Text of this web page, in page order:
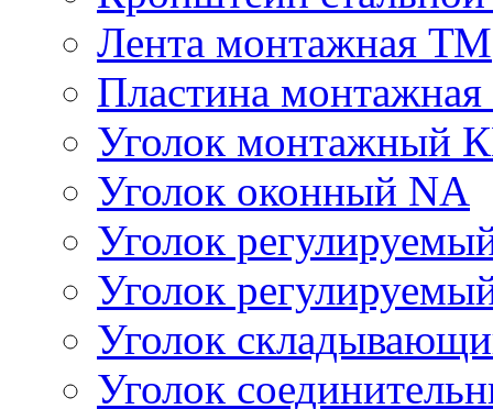
Лента монтажная ТМ
Пластина
Уголок монтажный
Уголок оконный NA
Уголок
Уголок
Уголок
Уголок